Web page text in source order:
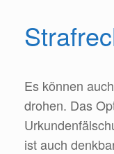
Es können
drohen. Das
ist auch